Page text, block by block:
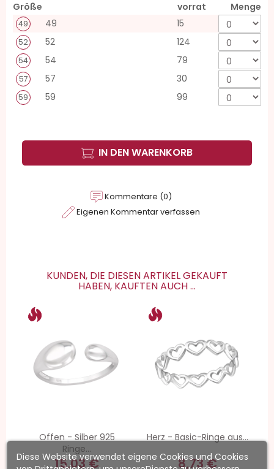
Größe vorrat Menge
49 49 15
52 52 124
54 54 79
57 57 30
59 59 99
IN DEN WARENKORB
Kommentare (0)
Eigenen Kommentar verfassen
KUNDEN, DIE DIESEN ARTIKEL GEKAUFT
HABEN, KAUFTEN AUCH ...
Offen - Silber 925
Ringe...
15,03 €
Herz - Basic-Ringe aus...
8,73 €
Diese Website verwendet eigene Cookies und Cookies